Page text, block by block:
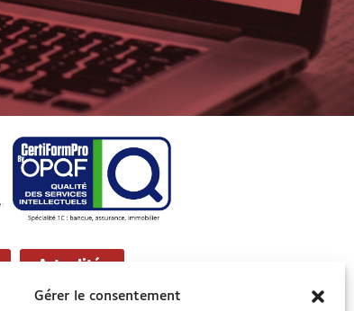
Gérer le consentement
Actualités